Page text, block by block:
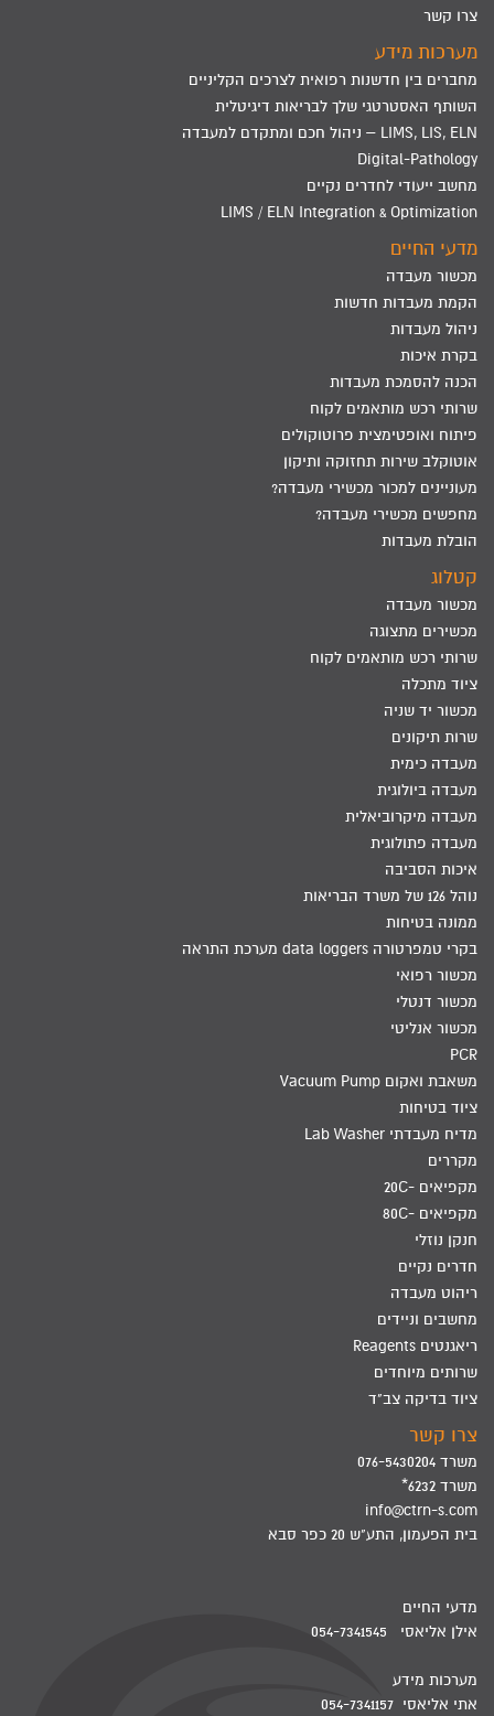
צרו קשר
מערכות מידע
מחברים בין חדשנות רפואית לצרכים הקליניים
השותף האסטרטגי שלך לבריאות דיגיטלית
LIMS, LIS, ELN – ניהול חכם ומתקדם למעבדה
Digital-Pathology
מחשב ייעודי לחדרים נקיים
LIMS / ELN Integration & Optimization
מדעי החיים
מכשור מעבדה
הקמת מעבדות חדשות
ניהול מעבדות
בקרת איכות
הכנה להסמכת מעבדות
שרותי רכש מותאמים לקוח
פיתוח ואופטימצית פרוטוקולים
אוטוקלב שירות תחזוקה ותיקון
מעוניינים למכור מכשירי מעבדה?
מחפשים מכשירי מעבדה?
הובלת מעבדות
קטלוג
מכשור מעבדה
מכשירים מתצוגה
שרותי רכש מותאמים לקוח
ציוד מתכלה
מכשור יד שניה
שרות תיקונים
מעבדה כימית
מעבדה ביולוגית
מעבדה מיקרוביאלית
מעבדה פתולוגית
איכות הסביבה
נוהל 126 של משרד הבריאות
ממונה בטיחות
בקרי טמפרטורה data loggers מערכת התראה
מכשור רפואי
מכשור דנטלי
מכשור אנליטי
PCR
משאבת ואקום Vacuum Pump
ציוד בטיחות
מדיח מעבדתי Lab Washer
מקררים
מקפיאים -20C
מקפיאים -80C
חנקן נוזלי
חדרים נקיים
ריהוט מעבדה
מחשבים וניידים
ריאגנטים Reagents
שרותים מיוחדים
ציוד בדיקה צב"ד
צרו קשר
משרד 076-5430204
משרד 6232*
info@ctrn-s.com
בית הפעמון, התע"ש 20 כפר סבא
מדעי החיים
אילן אליאסי 054-7341545
מערכות מידע
אתי אליאסי 054-7341157